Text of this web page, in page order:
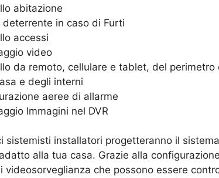
abitazione
deterrente in caso di Furti
accessi
video
da remoto, cellulare e tablet, del perimetro
e degli interni
aeree di allarme
Immagini nel DVR
sistemisti installatori progetteranno il
alla tua casa. Grazie alla
videosorveglianza che possono essere